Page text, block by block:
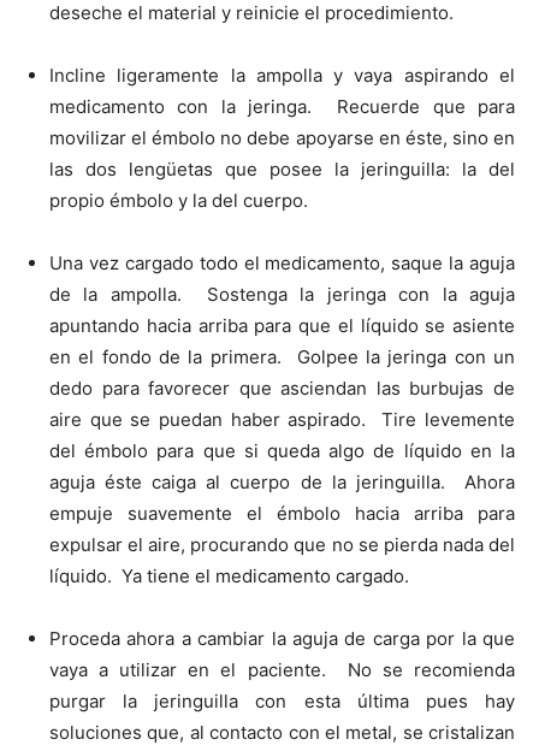
deseche el material y reinicie el procedimiento.
Incline ligeramente la ampolla y vaya aspirando el
medicamento con la jeringa. Recuerde que para
movilizar el émbolo no debe apoyarse en éste, sino en
las dos lengüetas que posee la jeringuilla: la del
propio émbolo y la del cuerpo.
Una vez cargado todo el medicamento, saque la aguja
de la ampolla. Sostenga la jeringa con la aguja
apuntando hacia arriba para que el líquido se asiente
en el fondo de la primera. Golpee la jeringa con un
dedo para favorecer que asciendan las burbujas de
aire que se puedan haber aspirado. Tire levemente
del émbolo para que si queda algo de líquido en la
aguja éste caiga al cuerpo de la jeringuilla. Ahora
empuje suavemente el émbolo hacia arriba para
expulsar el aire, procurando que no se pierda nada del
líquido. Ya tiene el medicamento cargado.
Proceda ahora a cambiar la aguja de carga por la que
vaya a utilizar en el paciente. No se recomienda
purgar la jeringuilla con esta última pues hay
soluciones que, al contacto con el metal, se cristalizan